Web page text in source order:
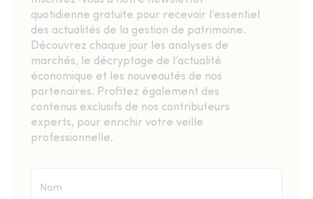
quotidienne gratuite pour recevoir l’essentiel
des actualités de la gestion de patrimoine.
Découvrez chaque jour les analyses de
marchés, le décryptage de l’actualité
économique et les nouveautés de nos
partenaires. Profitez également des
contenus exclusifs de nos contributeurs
experts, pour enrichir votre veille
professionnelle.